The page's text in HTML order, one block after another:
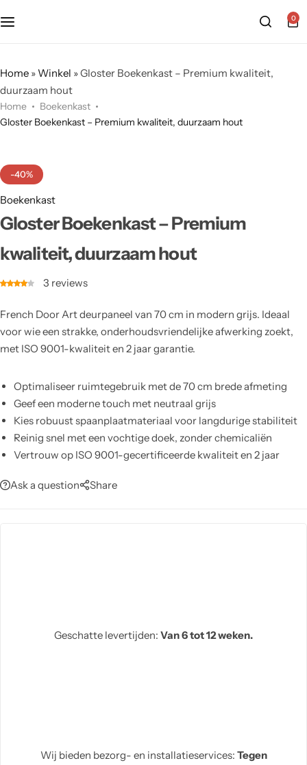
0
Home »Winkel »Gloster Boekenkast – Premium kwaliteit,
duurzaam hout
Home
Boekenkast
Gloster Boekenkast – Premium kwaliteit, duurzaam hout
-40%
Boekenkast
Gloster Boekenkast – Premium
kwaliteit, duurzaam hout
3 reviews
French Door Art deurpaneel van 70 cm in modern grijs. Ideaal
voor wie een strakke, onderhoudsvriendelijke afwerking zoekt,
met ISO 9001-kwaliteit en 2 jaar garantie.
Optimaliseer ruimtegebruik met de 70 cm brede afmeting
Geef een moderne touch met neutraal grijs
Kies robuust spaanplaatmateriaal voor langdurige stabiliteit
Reinig snel met een vochtige doek, zonder chemicaliën
Vertrouw op ISO 9001-gecertificeerde kwaliteit en 2 jaar
Integreer moeiteloos in verschillende interieurs en
Ask a question Share
Geschatte levertijden: Van 6 tot 12 weken.
Wij bieden bezorg- en installatieservices: Tegen